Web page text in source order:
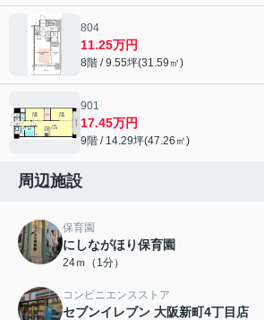
804
11.25万円
8階 / 9.55坪(31.59㎡)
901
17.45万円
9階 / 14.29坪(47.26㎡)
周辺施設
保育園
にしながほり保育園
24ｍ（1分）
コンビニエンスストア
セブンイレブン 大阪新町4丁目店